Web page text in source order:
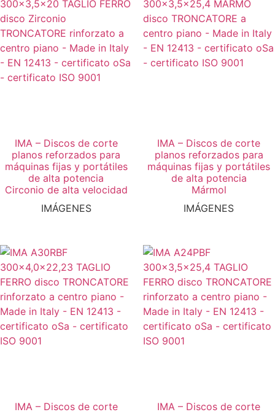
IMA – Discos de corte
planos reforzados para
máquinas fijas y portátiles
de alta potencia
Circonio de alta velocidad
IMÁGENES
IMA – Discos de corte
planos reforzados para
máquinas fijas y portátiles
de alta potencia
Mármol
IMÁGENES
IMA – Discos de corte
IMA – Discos de corte